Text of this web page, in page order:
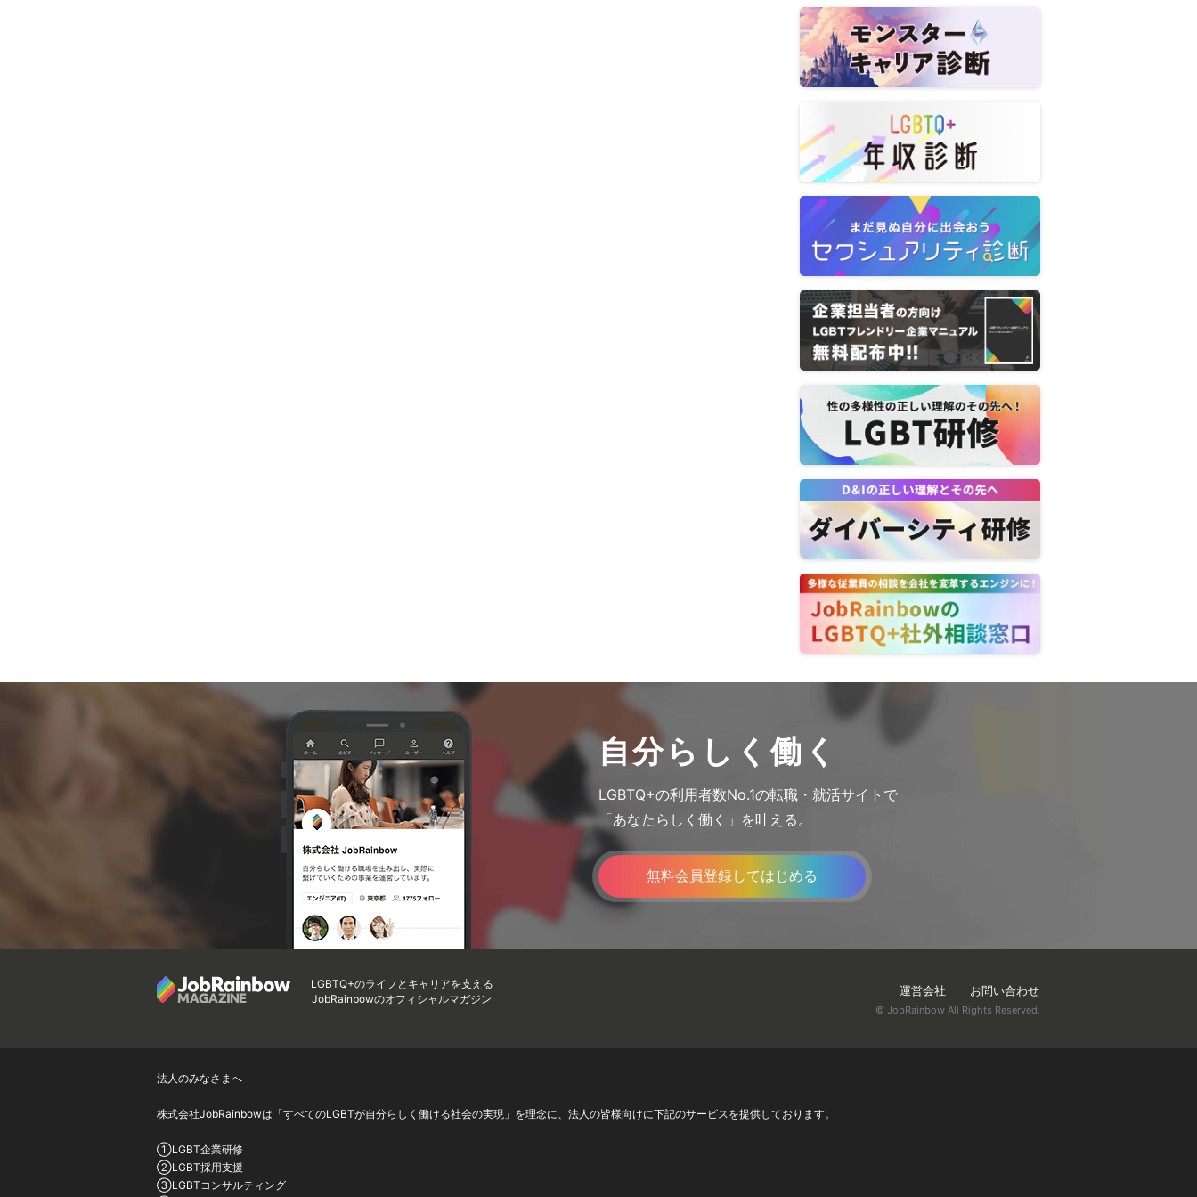
自分らしく働く
LGBTQ+の利用者数No.1の転職・就活サイトで
「あなたらしく働く」を叶える。
無料会員登録してはじめる
LGBTQ+のライフとキャリアを支える
JobRainbowのオフィシャルマガジン
運営会社 お問い合わせ
© JobRainbow All Rights Reserved.
法人のみなさまへ
株式会社JobRainbowは「すべてのLGBTが自分らしく働ける社会の実現」を理念に、法人の皆様向けに下記のサービスを提供しております。
①LGBT企業研修
②LGBT採用支援
③LGBTコンサルティング